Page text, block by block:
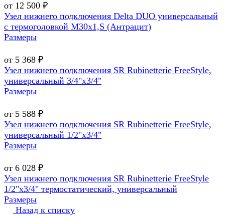
от 12 500 ₽
Узел нижнего подключения Delta DUO универсальный
с термоголовкой М30х1,Ѕ (Антрацит)
Размеры
от 5 368 ₽
Узел нижнего подключения SR Rubinetterie FreeStyle,
универсальный 3/4"х3/4"
Размеры
от 5 588 ₽
Узел нижнего подключения SR Rubinetterie FreeStyle,
универсальный 1/2"х3/4"
Размеры
от 6 028 ₽
Узел нижнего подключения SR Rubinetterie FreeStyle
1/2"х3/4" термостатический, универсальный
Размеры
Назад к списку